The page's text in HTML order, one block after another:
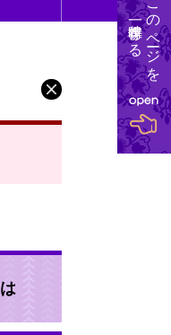
このページを
一時保存する